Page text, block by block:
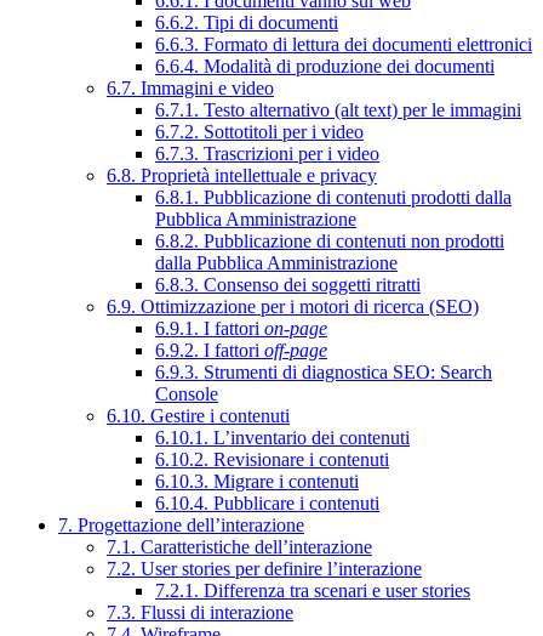
6.6.2. Tipi di documenti
6.6.3. Formato di lettura dei documenti elettronici
6.6.4. Modalità di produzione dei documenti
6.7. Immagini e video
6.7.1. Testo alternativo (alt text) per le immagini
6.7.2. Sottotitoli per i video
6.7.3. Trascrizioni per i video
6.8. Proprietà intellettuale e privacy
6.8.1. Pubblicazione di contenuti prodotti dalla
Pubblica Amministrazione
6.8.2. Pubblicazione di contenuti non prodotti
dalla Pubblica Amministrazione
6.8.3. Consenso dei soggetti ritratti
6.9. Ottimizzazione per i motori di ricerca (SEO)
6.9.1. I fattori on-page
6.9.2. I fattori off-page
6.9.3. Strumenti di diagnostica SEO: Search
Console
6.10. Gestire i contenuti
6.10.1. L’inventario dei contenuti
6.10.2. Revisionare i contenuti
6.10.3. Migrare i contenuti
6.10.4. Pubblicare i contenuti
7. Progettazione dell’interazione
7.1. Caratteristiche dell’interazione
7.2. User stories per definire l’interazione
7.2.1. Differenza tra scenari e user stories
7.3. Flussi di interazione